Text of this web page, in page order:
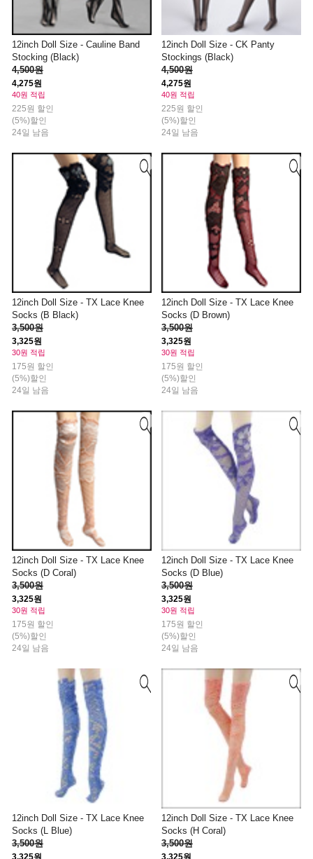
12inch Doll Size - Cauline Band
Stocking (Black)
4,500원
4,275원
40원 적립
225원 할인
(5%)할인
24일 남음
12inch Doll Size - CK Panty
Stockings (Black)
4,500원
4,275원
40원 적립
225원 할인
(5%)할인
24일 남음
12inch Doll Size - TX Lace Knee
Socks (B Black)
3,500원
3,325원
30원 적립
175원 할인
(5%)할인
24일 남음
12inch Doll Size - TX Lace Knee
Socks (D Brown)
3,500원
3,325원
30원 적립
175원 할인
(5%)할인
24일 남음
12inch Doll Size - TX Lace Knee
Socks (D Coral)
3,500원
3,325원
30원 적립
175원 할인
(5%)할인
24일 남음
12inch Doll Size - TX Lace Knee
Socks (D Blue)
3,500원
3,325원
30원 적립
175원 할인
(5%)할인
24일 남음
12inch Doll Size - TX Lace Knee
Socks (L Blue)
3,500원
3,325원
12inch Doll Size - TX Lace Knee
Socks (H Coral)
3,500원
3,325원